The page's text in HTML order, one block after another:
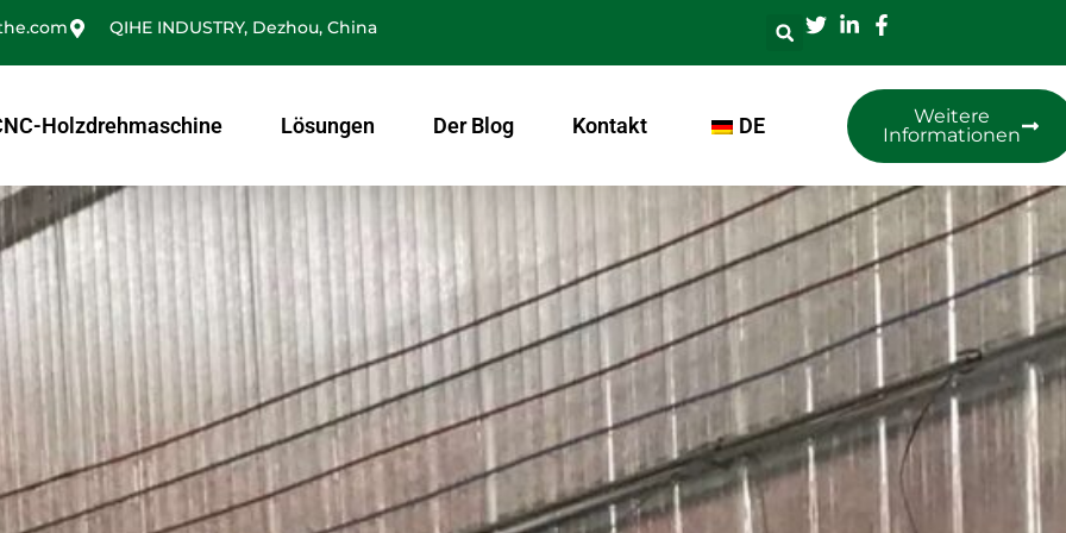
QIHE INDUSTRY, Dezhou, China
Holzdrehmaschine Lösungen Der Blog Kontakt DE
Weitere
Informationen